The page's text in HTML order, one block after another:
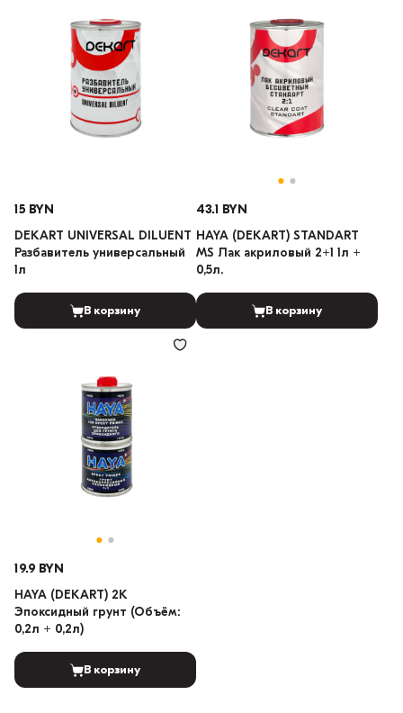
15 BYN
DEKART UNIVERSAL DILUENT
Разбавитель универсальный
1л
В корзину
43.1 BYN
HAYA (DEKART) STANDART
MS Лак акриловый 2+1 1л +
0,5л.
В корзину
19.9 BYN
HAYA (DEKART) 2K
Эпоксидный грунт (Объём:
0,2л + 0,2л)
В корзину